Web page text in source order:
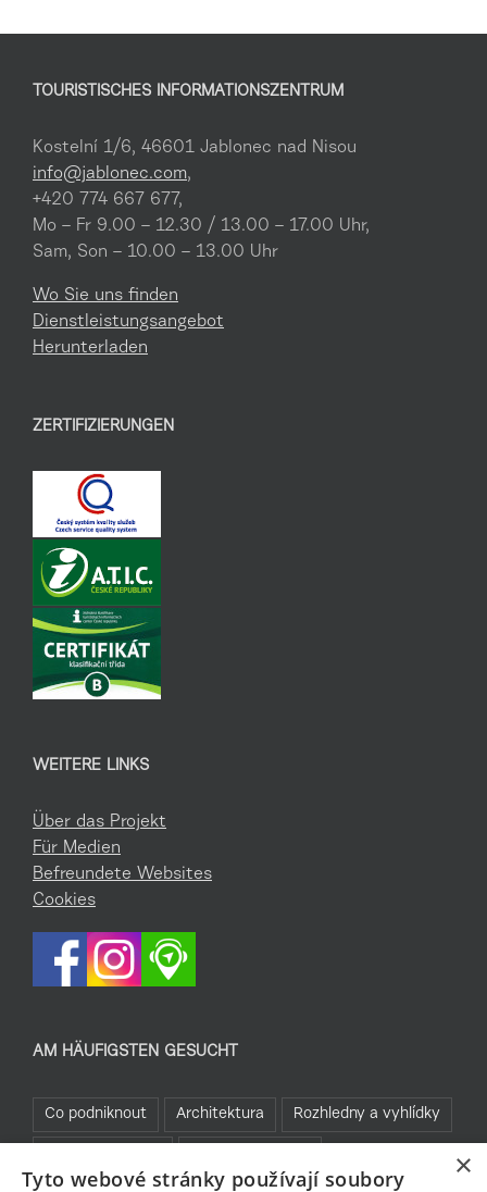
TOURISTISCHES INFORMATIONSZENTRUM
Kostelní 1/6, 46601 Jablonec nad Nisou
info@jablonec.com,
+420 774 667 677,
Mo – Fr 9.00 – 12.30 / 13.00 – 17.00 Uhr,
Sam, Son – 10.00 – 13.00 Uhr
Wo Sie uns finden
Dienstleistungsangebot
Herunterladen
ZERTIFIZIERUNGEN
WEITERE LINKS
Über das Projekt
Für Medien
Befreundete Websites
Cookies
AM HÄUFIGSTEN GESUCHT
Co podniknout Architektura Rozhledny a vyhlídky
×
Tyto webové stránky používají soubory